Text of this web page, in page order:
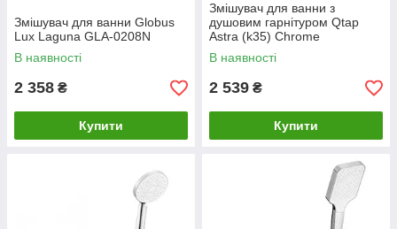
Змішувач для ванни Globus
Lux Laguna GLA-0208N
В наявності
2 358 ₴
Купити
Змішувач для ванни з
душовим гарнітуром Qtap
Astra (k35) Chrome
QTAST259CRM49715
В наявності
2 539 ₴
Купити